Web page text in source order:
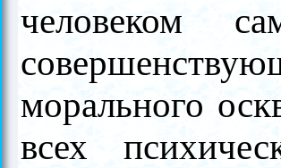
человеком
морального
всех